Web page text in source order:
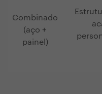
Combinado
(aço +
painel)